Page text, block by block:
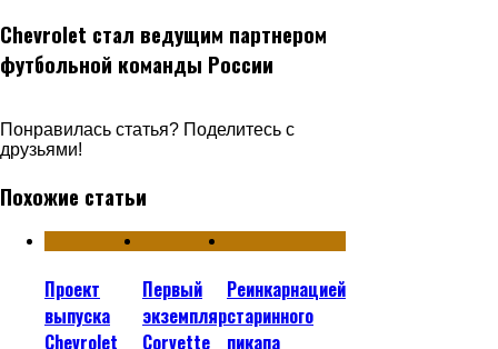
Chevrolet стал ведущим партнером
футбольной команды России
Понравилась статья? Поделитесь с
друзьями!
Похожие статьи
Проект
выпуска
Chevrolet
Первый
экземпляр
Corvette
Реинкарнацией
старинного
пикапа